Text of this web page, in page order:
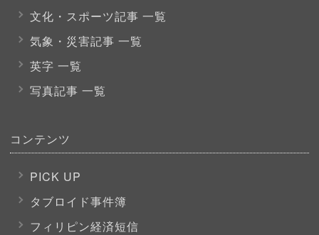
文化・スポーツ記事 一覧
気象・災害記事 一覧
英字 一覧
写真記事 一覧
コンテンツ
PICK UP
タブロイド事件簿
フィリピン経済短信